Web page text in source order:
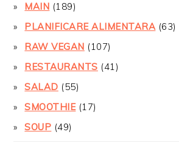
MAIN (189)
PLANIFICARE ALIMENTARA(63)
RAW VEGAN (107)
RESTAURANTS (41)
SALAD (55)
SMOOTHIE(17)
SOUP (49)